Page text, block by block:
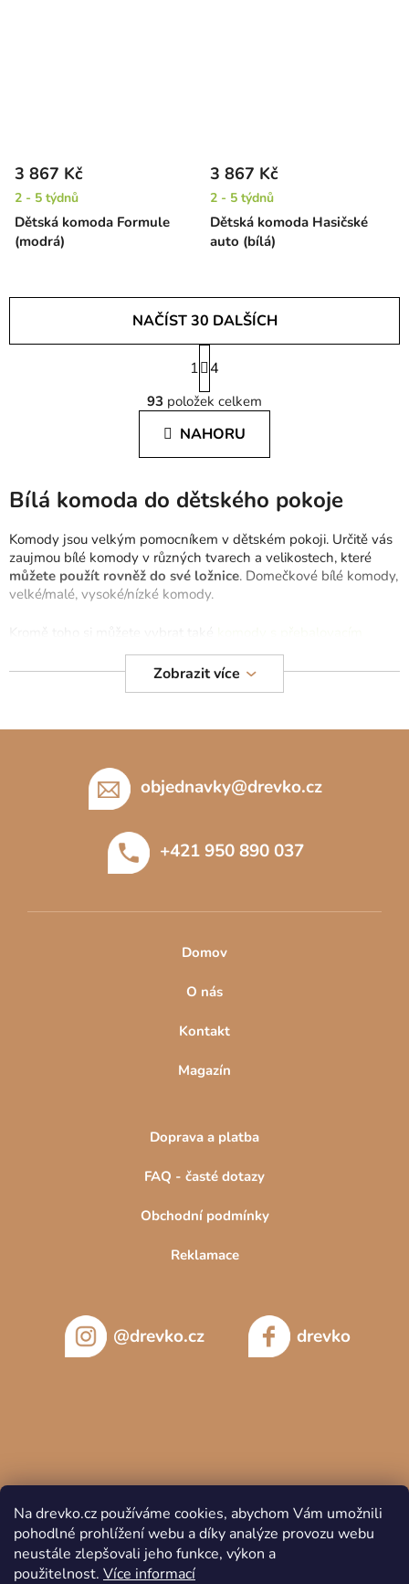
Na drevko.cz používáme cookies, abychom Vám umožnili
pohodlné prohlížení webu a díky analýze provozu webu
neustále zlepšovali jeho funkce, výkon a
použitelnost. Více informací
Dětská komoda Formule
(modrá)
3 867 Kč
2 - 5 týdnů
Dětská komoda Hasičské
auto (bílá)
3 867 Kč
2 - 5 týdnů
O
v
l
á
d
a
c
p
r
v
k
ý
p
s
NAČÍST 30 DALŠÍCH
S
t
r
á
k
o
á
n
1 4
93 položek celkem
NAHORU
Bílá komoda do dětského pokoje
Komody jsou velkým pomocníkem v dětském pokoji. Určitě vás
zaujmou bílé komody v různých tvarech a velikostech, které
můžete použít rovněž do své ložnice. Domečkové bílé komody,
velké/malé, vysoké/nízké komody.
, které jsou velmi oblíbené u maminek s malými miminky.
Jsou vyrobeny z masivního dřeva, které je bezpečné pro děti a
vydrží léta. Ke komodám s přebalovacím pultem lze dokoupit
Zobrazit více
objednavky@drevko.cz
+421 950 890 037
Domov
O nás
Kontakt
Magazín
Doprava a platba
FAQ - časté dotazy
Obchodní podmínky
Reklamace
@drevko.cz drevko